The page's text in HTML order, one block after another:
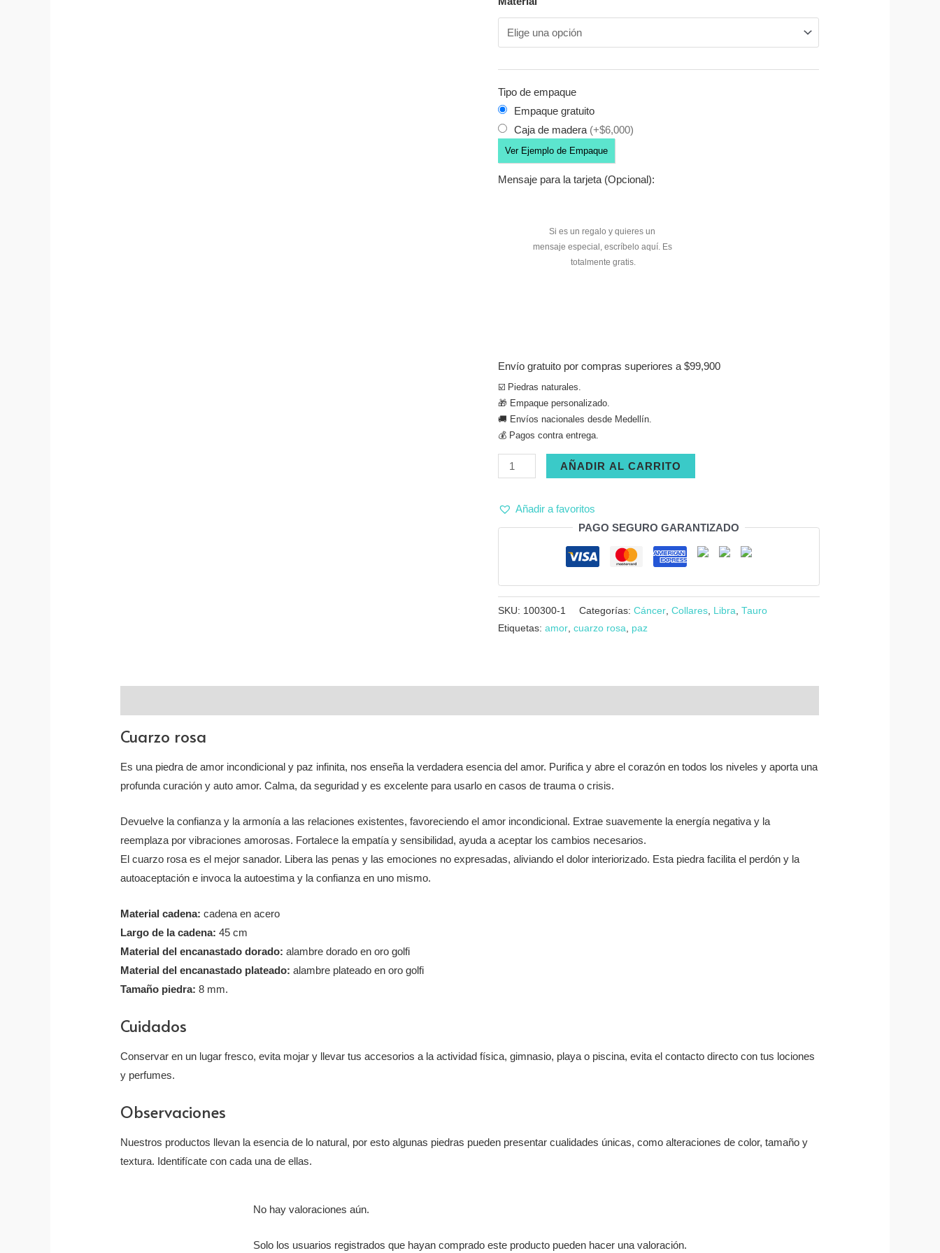
Tipo de empaque
Empaque gratuito
Caja de madera (+$6,000)
Ver Ejemplo de Empaque
Mensaje para la tarjeta (Opcional):
Envío gratuito por compras superiores a $99,900
☑️ Piedras naturales.
🎁 Empaque personalizado.
🚚 Envíos nacionales desde Medellín.
💰 Pagos contra entrega.
Collar
cuarzo
AÑADIR AL CARRITO
Añadir a favoritos
PAGO SEGURO GARANTIZADO
SKU: 100300-1 Categorías: Cáncer Collares Libra Tauro
Etiquetas: amor cuarzo rosa paz
Cuarzo rosa
Es una piedra de amor incondicional y paz infinita, nos enseña la verdadera esencia del amor. Purifica y abre el corazón en todos los niveles y aporta una
profunda curación y auto amor. Calma, da seguridad y es excelente para usarlo en casos de trauma o crisis.
Devuelve la confianza y la armonía a las relaciones existentes, favoreciendo el amor incondicional. Extrae suavemente la energía negativa y la
reemplaza por vibraciones amorosas. Fortalece la empatía y sensibilidad, ayuda a aceptar los cambios necesarios.
El cuarzo rosa es el mejor sanador. Libera las penas y las emociones no expresadas, aliviando el dolor interiorizado. Esta piedra facilita el perdón y la
autoaceptación e invoca la autoestima y la confianza en uno mismo.
Material cadena: cadena en acero
Largo de la cadena: 45 cm
Material del encanastado dorado: alambre dorado en oro golfi
Material del encanastado plateado:alambre plateado en oro golfi
Tamaño piedra: 8 mm.
Cuidados
Conservar en un lugar fresco, evita mojar y llevar tus accesorios a la actividad física, gimnasio, playa o piscina, evita el contacto directo con tus lociones
y perfumes.
Observaciones
Nuestros productos llevan la esencia de lo natural, por esto algunas piedras pueden presentar cualidades únicas, como alteraciones de color, tamaño y
textura. Identifícate con cada una de ellas.
No hay valoraciones aún.
Solo los usuarios registrados que hayan comprado este producto pueden hacer una valoración.